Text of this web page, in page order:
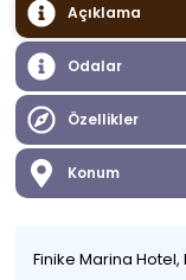
Açıklama
Odalar
Özellikler
Konum
Finike Marina